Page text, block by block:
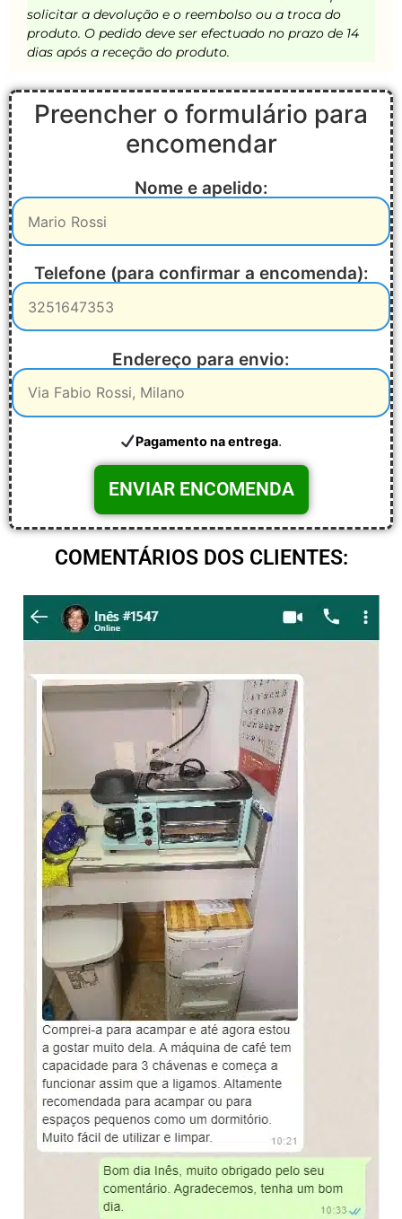
solicitar a devolução e o reembolso ou a troca do
produto. O pedido deve ser efectuado no prazo de 14
dias após a receção do produto.
Preencher o formulário para
encomendar
Nome e apelido:
Telefone (para confirmar a encomenda):
Endereço para envio:
Pagamento na entrega.
COMENTÁRIOS DOS CLIENTES: